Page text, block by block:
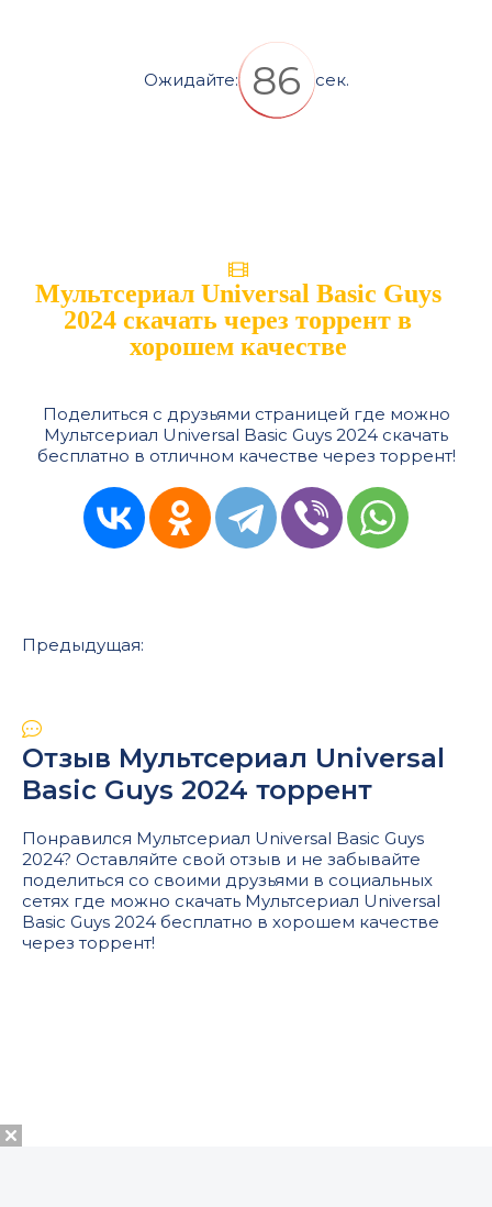
Ожидайте: 86 сек.
Мультсериал Universal Basic Guys
2024 скачать через торрент в
хорошем качестве
Поделиться с друзьями страницей где можно
Мультсериал Universal Basic Guys 2024 скачать
бесплатно в отличном качестве через торрент!
Предыдущая:
Отзыв Мультсериал Universal
Basic Guys 2024 торрент
Понравился Мультсериал Universal Basic Guys
2024? Оставляйте свой отзыв и не забывайте
поделиться со своими друзьями в социальных
сетях где можно скачать Мультсериал Universal
Basic Guys 2024 бесплатно в хорошем качестве
через торрент!